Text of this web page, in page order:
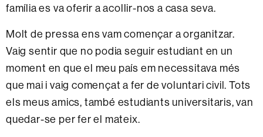
família es va oferir a acollir-nos a casa seva.
Molt de pressa ens vam començar a organitzar.
Vaig sentir que no podia seguir estudiant en un
moment en que el meu país em necessitava més
que mai i vaig començat a fer de voluntari civil. Tots
els meus amics, també estudiants universitaris, van
quedar-se per fer el mateix.